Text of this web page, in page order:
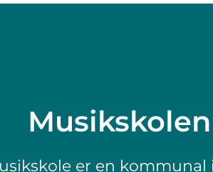
Musikskolen
er en